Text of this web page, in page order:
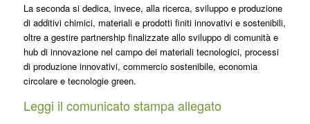
La seconda si dedica, invece, alla ricerca, sviluppo e produzione
di additivi chimici, materiali e prodotti finiti innovativi e sostenibili,
oltre a gestire partnership finalizzate allo sviluppo di comunità e
hub di innovazione nel campo dei materiali tecnologici, processi
di produzione innovativi, commercio sostenibile, economia
circolare e tecnologie green.
Leggi il comunicato stampa allegato